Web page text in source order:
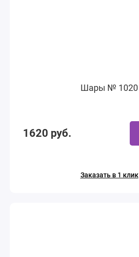
Шары № 1020
1620 руб.
Заказать в 1 клик